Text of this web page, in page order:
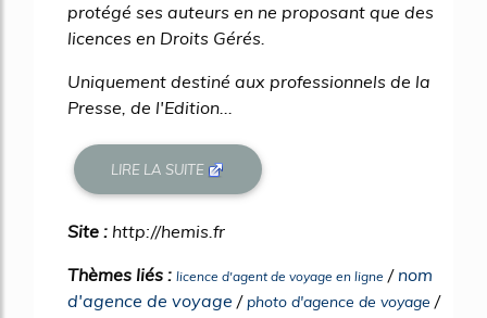
protégé ses auteurs en ne proposant que des
licences en Droits Gérés.
Uniquement destiné aux professionnels de la
Presse, de l'Edition...
LIRE LA SUITE
Site : http://hemis.fr
Thèmes liés : licence d'agent de voyage en ligne / nom
d'agence de voyage /photo d'agence de voyage /